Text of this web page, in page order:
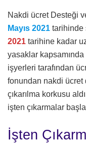
Nakdi ücret Desteği
Mayıs 2021 tarihinde
2021 tarihine kadar
yasaklar
işyerleri tarafından
fonundan nakdi ücret
çıkarılma korkusu
işten çıkarmalar
İşten